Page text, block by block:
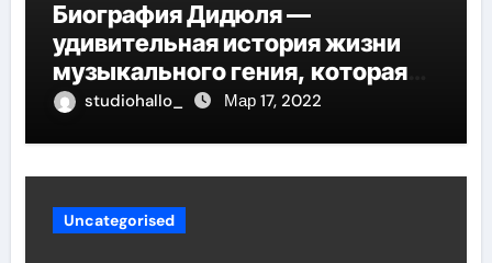
Биография Дидюля —
удивительная история жизни
музыкального гения, которая
проникнет в самые глубины
studiohallo_ Мар 17, 2022
Uncategorised